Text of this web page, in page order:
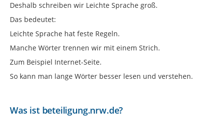
Deshalb schreiben wir Leichte Sprache groß.
Das bedeutet:
Leichte Sprache hat feste Regeln.
Manche Wörter trennen wir mit einem Strich.
Zum Beispiel Internet-Seite.
So kann man lange Wörter besser lesen und verstehen.
Was ist beteiligung.nrw.de?